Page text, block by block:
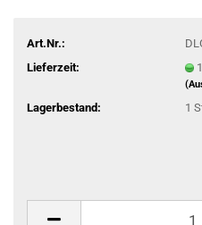
Art.Nr.:
Lieferzeit:
Lagerbestand: 1